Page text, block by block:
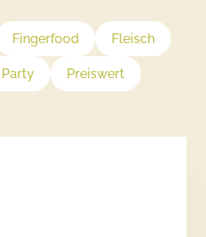
Fingerfood Fleisch
Party Preiswert